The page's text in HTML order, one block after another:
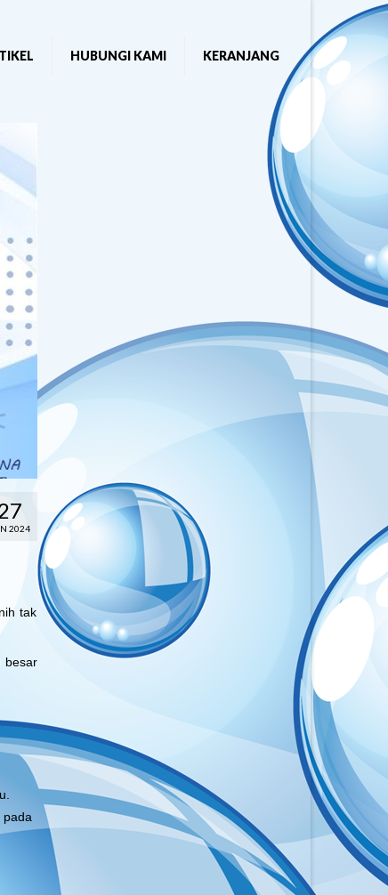
HUBUNGI KAMI KERANJANG
2024
tak
besar
pada